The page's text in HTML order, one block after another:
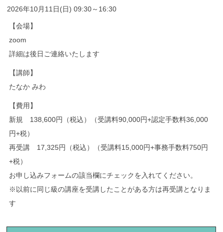
2026年10月11日(日) 09:30～16:30
【会場】
zoom
詳細は後日ご連絡いたします
【講師】
たなか みわ
【費用】
新規 138,600円（税込）（受講料90,000円+認定手数料36,000
円+税）
再受講 17,325円（税込）（受講料15,000円+事務手数料750円
+税）
お申し込みフォームの該当欄にチェックを入れてください。
※以前に同じ級の講座を受講したことがある方は再受講となりま
す